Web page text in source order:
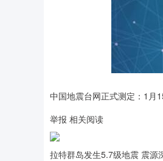
中国地震台网正式测定：1月
举报 相关阅读
拉特群岛发生5.7级地震 震源